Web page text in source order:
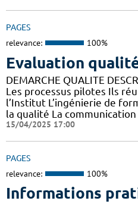
PAGES
relevance: 100%
Evaluation
DEMARCHE QUALITE
Les processus pilotes Ils
l’Institut L’ingénierie de
la qualité La
15/04/2025 17:00
PAGES
relevance: 100%
Informations